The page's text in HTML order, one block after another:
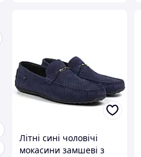
Літні сині чоловічі
мокасини замшеві з